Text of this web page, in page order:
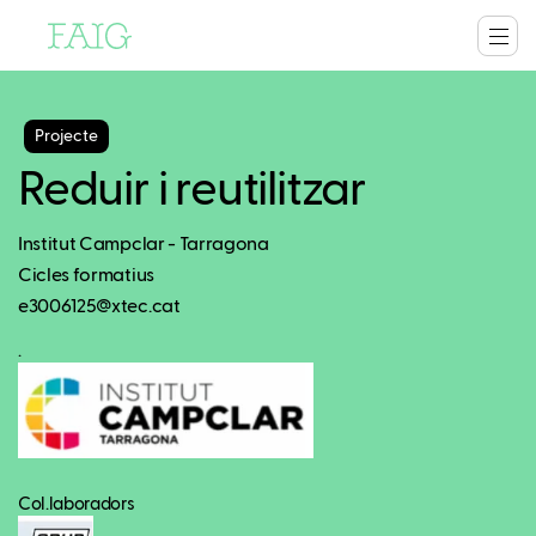
Projecte
Reduir i reutilitzar
Institut Campclar - Tarragona
Cicles formatius
e3006125@xtec.cat
.
Col.laboradors